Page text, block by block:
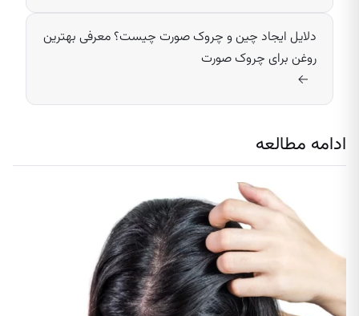
دلایل ایجاد چین و چروک صورت چیست؟ معرفی بهترین
روغن برای چروک صورت
→
ادامه مطالعه